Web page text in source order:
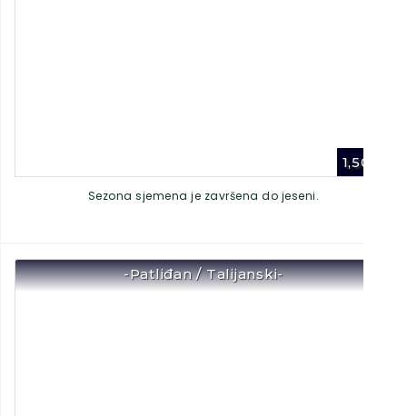
1,50
Sezona sjemena je završena do jeseni.
-Patliđan / Talijanski-